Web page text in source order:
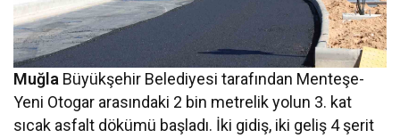
Muğla Büyükşehir Belediyesi tarafından Menteşe-
Yeni Otogar arasındaki 2 bin metrelik yolun 3. kat
sıcak asfalt dökümü başladı. İki gidiş, iki geliş 4 şerit